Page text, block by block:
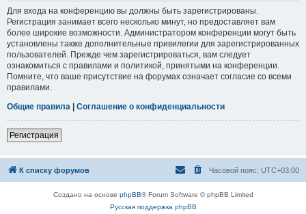
Для входа на конференцию вы должны быть зарегистрированы.
Регистрация занимает всего несколько минут, но предоставляет вам
более широкие возможности. Администратором конференции могут быть
установлены также дополнительные привилегии для зарегистрированных
пользователей. Прежде чем зарегистрироваться, вам следует
ознакомиться с правилами и политикой, принятыми на конференции.
Помните, что ваше присутствие на форумах означает согласие со всеми
правилами.
Общие правила | Соглашение о конфиденциальности
Регистрация
К списку форумов Часовой пояс: UTC+03:00
Создано на основе phpBB® Forum Software © phpBB Limited
Русская поддержка phpBB